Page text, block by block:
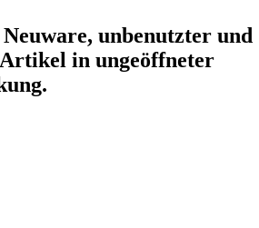
unbenutzter und
in ungeöffneter